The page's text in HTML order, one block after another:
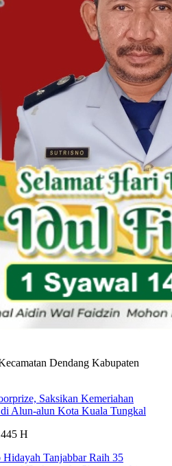
Dendang Kabupaten
Saksikan Kemeriahan
Alun-alun Kota Kuala Tungkal
H
Hidayah Tanjabbar Raih 35